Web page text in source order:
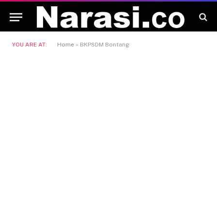
YOU ARE AT: Home » BKPSDM Bontang